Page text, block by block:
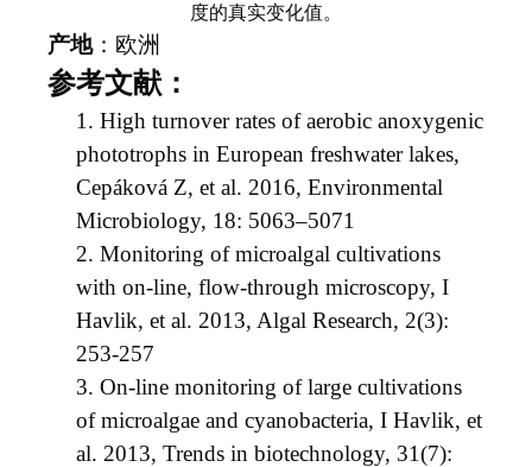
度的真实变化值。
产地：欧洲
参考文献：
1. High turnover rates of aerobic anoxygenic
phototrophs in European freshwater lakes,
Cepáková Z, et al. 2016, Environmental
Microbiology, 18: 5063–5071
2. Monitoring of microalgal cultivations
with on-line, flow-through microscopy, I
Havlik, et al. 2013, Algal Research, 2(3):
253-257
3. On-line monitoring of large cultivations
of microalgae and cyanobacteria, I Havlik, et
al. 2013, Trends in biotechnology, 31(7):